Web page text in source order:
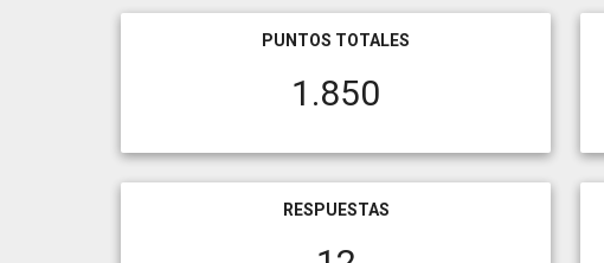
PUNTOS TOTALES
1.850
RESPUESTAS